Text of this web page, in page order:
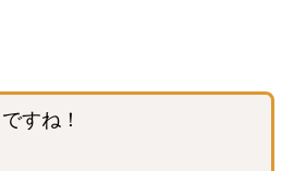
すね！